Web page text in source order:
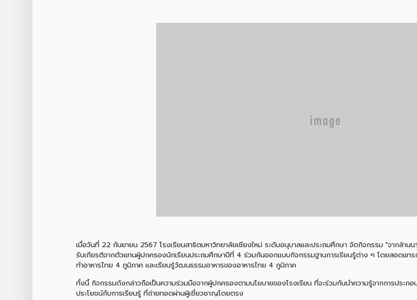
เมื่อวันที่ 22 กันยายน 2567 โรงเรียนสาธิตมหาวิทยาลัยเชียงใหม่ ระดับอนุบาลและประถมศึกษา จัดกิจกรรม "จากล้า
รับเกียรติจากตัวแทนผู้ปกครองนักเรียนประถมศึกษาปีที่ 4 ร่วมกันออกแบบกิจกรรมฐานการเรียนรู้ต่าง ๆ โดยสอดแทรก
ทำอาหารไทย 4 ภูมิภาค เเละเรียนรู้วัฒนธรรมอาหารของอาหารไทย 4 ภูมิภาค
ทั้งนี้ กิจกรรมดังกล่าวถือเป็นความร่วมมือจากผู้ปกครองตามนโยบายของโรงเรียน ที่จะร่วมกันนำความรู้จากการประก
ประโยชน์กับการเรียนรู้ ที่ถ่ายทอดผ่านผู้เชี่ยวชาญโดยตรง